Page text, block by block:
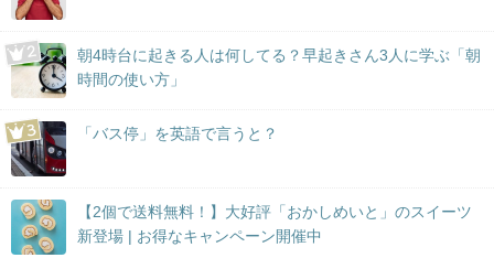
朝4時台に起きる人は何してる？早起きさん3人に学ぶ「朝
時間の使い方」
「バス停」を英語で言うと？
【2個で送料無料！】大好評「おかしめいと」のスイーツ
新登場 | お得なキャンペーン開催中